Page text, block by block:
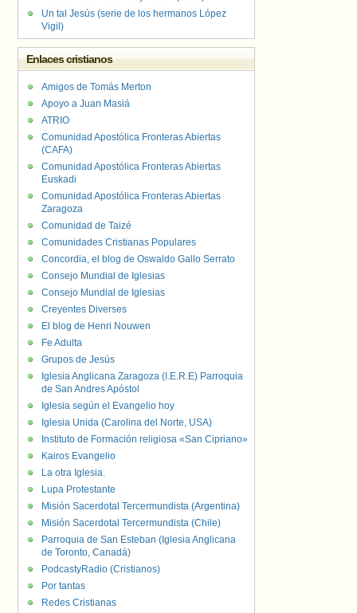
Un tal Jesús (serie de los hermanos López
Vigil)
Enlaces cristianos
Amigos de Tomás Merton
Apoyo a Juan Masiá
ATRIO
Comunidad Apostólica Fronteras Abiertas
(CAFA)
Comunidad Apostólica Fronteras Abiertas
Euskadi
Comunidad Apostólica Fronteras Abiertas
Zaragoza
Comunidad de Taizé
Comunidades Cristianas Populares
Concordia, el blog de Oswaldo Gallo Serrato
Consejo Mundial de Iglesias
Consejo Mundial de Iglesias
Creyentes Diverses
El blog de Henri Nouwen
Fe Adulta
Grupos de Jesús
Iglesia Anglicana Zaragoza (I.E.R.E) Parroquia
de San Andres Apóstol
Iglesia según el Evangelio hoy
Iglesia Unida (Carolina del Norte, USA)
Instituto de Formación religiosa «San Cipriano»
Kairos Evangelio
La otra Iglesia.
Lupa Protestante
Misión Sacerdotal Tercermundista (Argentina)
Misión Sacerdotal Tercermundista (Chile)
Parroquia de San Esteban (Iglesia Anglicana
de Toronto, Canadá)
PodcastyRadio (Cristianos)
Por tantas
Redes Cristianas